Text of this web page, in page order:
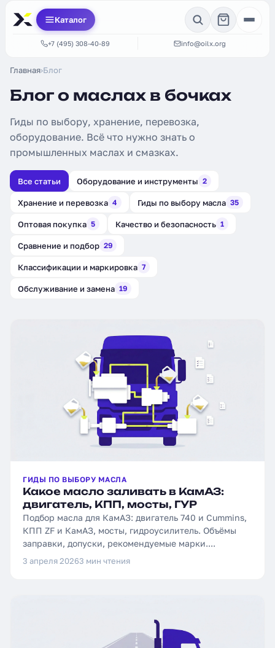
Каталог
+7 (495) 308-40-89 info@oilx.org
Главная›Блог
Блог о маслах в бочках
Гиды по выбору, хранение, перевозка,
оборудование. Всё что нужно знать о
промышленных маслах и смазках.
Все статьи Оборудование и инструменты 2
Хранение и перевозка 4 Гиды по выбору масла 35
Оптовая покупка 5 Качество и безопасность 1
Сравнение и подбор 29
Классификации и маркировка 7
Обслуживание и замена 19
ГИДЫ ПО ВЫБОРУ МАСЛА
Какое масло заливать в КамАЗ:
двигатель, КПП, мосты, ГУР
Подбор масла для КамАЗ: двигатель 740 и Cummins,
КПП ZF и КамАЗ, мосты, гидроусилитель. Объёмы
заправки, допуски, рекомендуемые марки....
3 апреля 20263 мин чтения